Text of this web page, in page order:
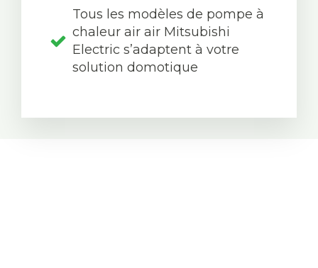
Tous les modèles de pompe à
chaleur air air Mitsubishi
Electric s’adaptent à votre
solution domotique